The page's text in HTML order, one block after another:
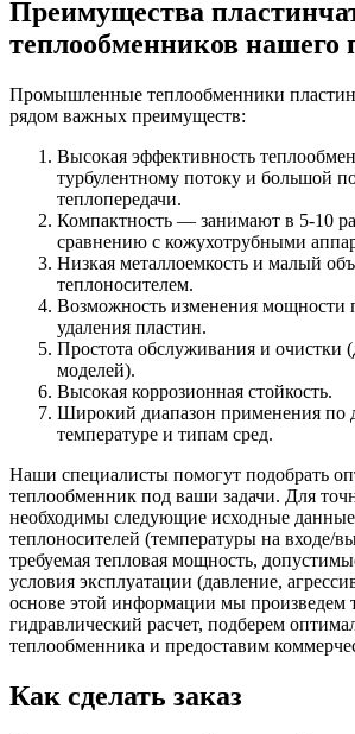
Преимущества
теплообменников нашего
Промышленные теплообменники
рядом важных преимуществ:
Высокая эффективность
турбулентному потоку и большой
теплопередачи.
Компактность — занимают в 5-10
сравнению с кожухотрубными
Низкая металлоемкость и малый
теплоносителем.
Возможность изменения мощности
удаления пластин.
Простота обслуживания и очистки
моделей).
Высокая коррозионная стойкость.
Широкий диапазон применения по
температуре и типам сред.
Наши специалисты помогут подобрать
теплообменник под ваши задачи. Для
необходимы следующие исходные
теплоносителей (температуры на входе/
требуемая тепловая мощность,
условия эксплуатации (давление,
основе этой информации мы произведем
гидравлический расчет, подберем
теплообменника и предоставим
Как сделать заказ